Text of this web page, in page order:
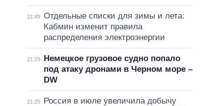
21:49 Отдельные списки для зимы и лета:
Кабмин изменит правила
распределения электроэнергии
21:29
Немецкое грузовое судно попало
под атаку дронами в Черном море –
DW
21:25
Россия в июле увеличила добычу